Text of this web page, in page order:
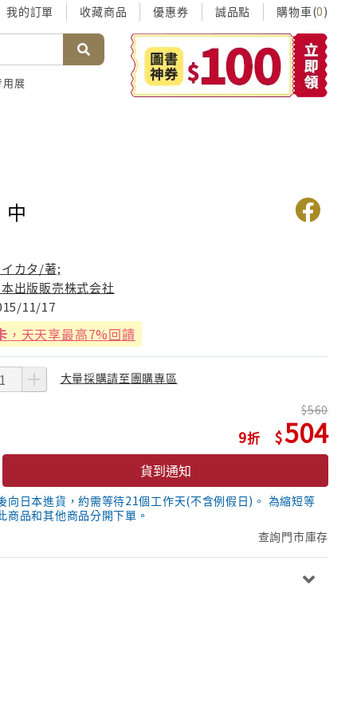
我的訂單 收藏商品 優惠券 誠品點 購物車(0)
用展
カタ/著;
出版販売株式会社
11/17
，天天享最高7%回饋
大量採購請至團購專區
9
560
504
貨到通知
向日本進貨，約需等待21個工作天(不含例假日)。 為縮短等
商品和其他商品分開下單。
查詢門市庫存